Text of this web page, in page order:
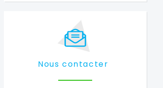
Nous contacter